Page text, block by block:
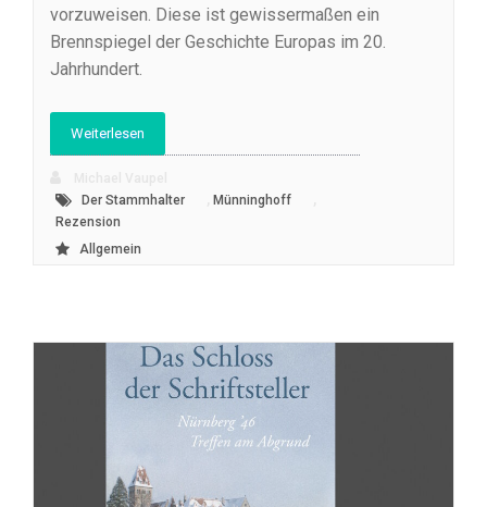
vorzuweisen. Diese ist gewissermaßen ein
Brennspiegel der Geschichte Europas im 20.
Jahrhundert.
Weiterlesen
Der Stammhalter
Münninghoff
Rezension
Allgemein